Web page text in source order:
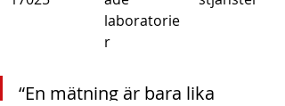
laboratorie
r
“En mätning är bara lika